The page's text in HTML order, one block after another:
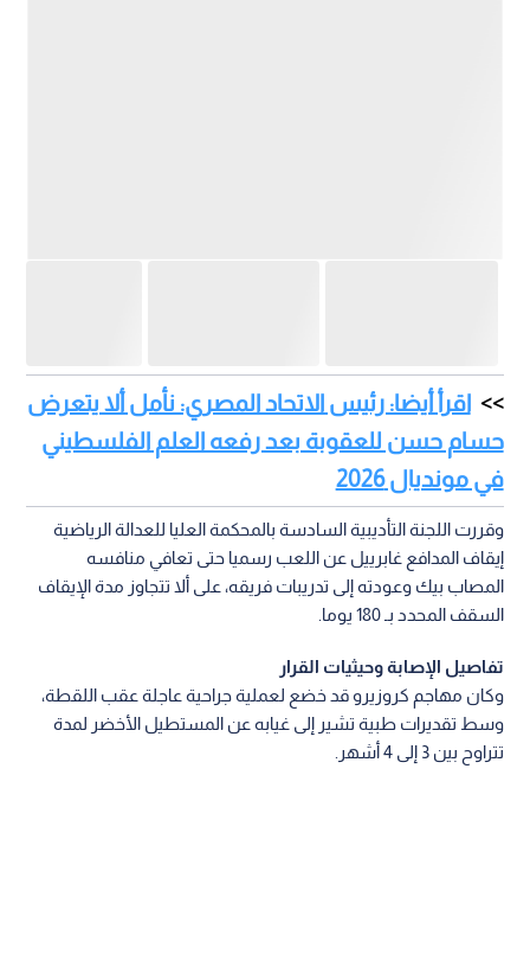
اقرأ أيضا: رئيس الاتحاد المصري: نأمل ألا يتعرض
حسام حسن للعقوبة بعد رفعه العلم الفلسطيني
في مونديال 2026
وقررت اللجنة التأديبية السادسة بالمحكمة العليا للعدالة الرياضية
إيقاف المدافع غابرييل عن اللعب رسميا حتى تعافي منافسه
المصاب بيك وعودته إلى تدريبات فريقه، على ألا تتجاوز مدة الإيقاف
السقف المحدد بـ 180 يوما.
تفاصيل الإصابة وحيثيات القرار
وكان مهاجم كروزيرو قد خضع لعملية جراحية عاجلة عقب اللقطة،
وسط تقديرات طبية تشير إلى غيابه عن المستطيل الأخضر لمدة
تتراوح بين 3 إلى 4 أشهر.